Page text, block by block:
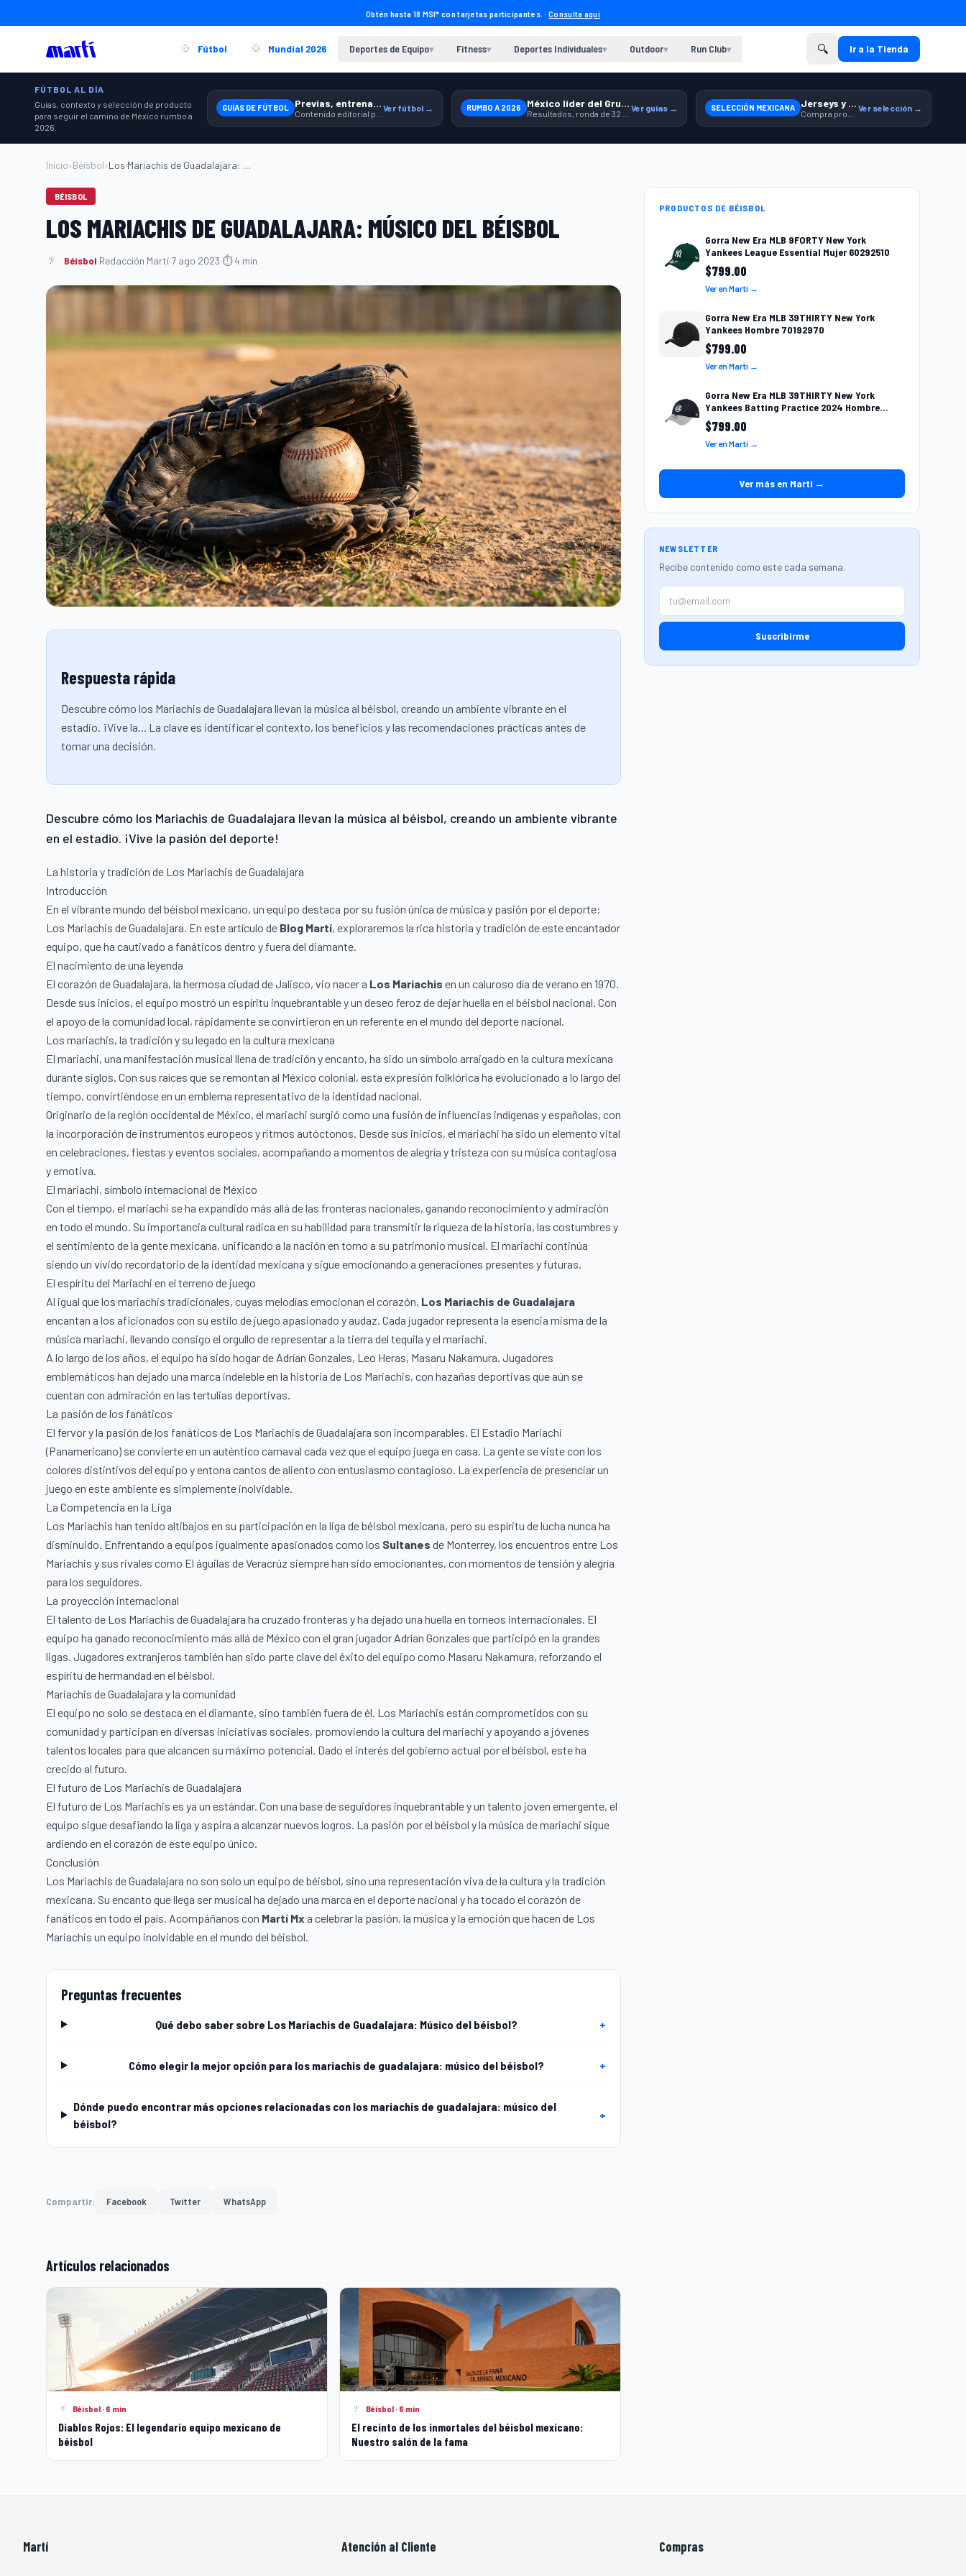
Obtén hasta 18 MSI* con tarjetas participantes. ·Consulta aquí
Fútbol Mundial 2026 Deportes de Equipo▾ Fitness▾ Deportes Individuales▾ Outdoor▾ Run Club▾ 🔍 Ir a la Tienda
FÚTBOL AL DÍA
Guías, contexto y selección de producto
para seguir el camino de México rumbo a
2026.
GUÍAS DE FÚTBOL Previas, entrenamiento y producto Ver fútbol → RUMBO A 2026 México líder del Grupo A Ver guías → SELECCIÓN MEXICANA Jerseys y equipamiento relacionado Ver selección →
Inicio›Béisbol› Los Mariachis de Guadalajara: Músico del...
BÉISBOL
LOS MARIACHIS DE GUADALAJARA: MÚSICO DEL BÉISBOL
Béisbol·Redacción Martí·7 ago 2023·⏱ 4 min
Respuesta rápida
Descubre cómo los Mariachis de Guadalajara llevan la música al béisbol, creando un ambiente vibrante en el
estadio. ¡Vive la... La clave es identificar el contexto, los beneficios y las recomendaciones prácticas antes de
tomar una decisión.
Descubre cómo los Mariachis de Guadalajara llevan la música al béisbol, creando un ambiente vibrante
en el estadio. ¡Vive la pasión del deporte!
La historia y tradición de Los Mariachis de Guadalajara
Introducción
En el vibrante mundo del béisbol mexicano, un equipo destaca por su fusión única de música y pasión por el deporte:
Los Mariachis de Guadalajara. En este artículo de Blog Martí, exploraremos la rica historia y tradición de este encantador
equipo, que ha cautivado a fanáticos dentro y fuera del diamante.
El nacimiento de una leyenda
El corazón de Guadalajara, la hermosa ciudad de Jalisco, vio nacer a Los Mariachis en un caluroso día de verano en 1970.
Desde sus inicios, el equipo mostró un espíritu inquebrantable y un deseo feroz de dejar huella en el béisbol nacional. Con
el apoyo de la comunidad local, rápidamente se convirtieron en un referente en el mundo del deporte nacional.
Los mariachis, la tradición y su legado en la cultura mexicana
El mariachi, una manifestación musical llena de tradición y encanto, ha sido un símbolo arraigado en la cultura mexicana
durante siglos. Con sus raíces que se remontan al México colonial, esta expresión folklórica ha evolucionado a lo largo del
tiempo, convirtiéndose en un emblema representativo de la identidad nacional.
Originario de la región occidental de México, el mariachi surgió como una fusión de influencias indígenas y españolas, con
la incorporación de instrumentos europeos y ritmos autóctonos. Desde sus inicios, el mariachi ha sido un elemento vital
en celebraciones, fiestas y eventos sociales, acompañando a momentos de alegría y tristeza con su música contagiosa
y emotiva.
El mariachi, símbolo internacional de México
Con el tiempo, el mariachi se ha expandido más allá de las fronteras nacionales, ganando reconocimiento y admiración
en todo el mundo. Su importancia cultural radica en su habilidad para transmitir la riqueza de la historia, las costumbres y
el sentimiento de la gente mexicana, unificando a la nación en torno a su patrimonio musical. El mariachi continúa
siendo un vívido recordatorio de la identidad mexicana y sigue emocionando a generaciones presentes y futuras.
El espíritu del Mariachi en el terreno de juego
Al igual que los mariachis tradicionales, cuyas melodías emocionan el corazón, Los Mariachis de Guadalajara
encantan a los aficionados con su estilo de juego apasionado y audaz. Cada jugador representa la esencia misma de la
música mariachi, llevando consigo el orgullo de representar a la tierra del tequila y el mariachi.
A lo largo de los años, el equipo ha sido hogar de Adrían Gonzales, Leo Heras, Masaru Nakamura. Jugadores
emblemáticos han dejado una marca indeleble en la historia de Los Mariachis, con hazañas deportivas que aún se
cuentan con admiración en las tertulias deportivas.
La pasión de los fanáticos
El fervor y la pasión de los fanáticos de Los Mariachis de Guadalajara son incomparables. El Estadio Mariachi
(Panamericano) se convierte en un auténtico carnaval cada vez que el equipo juega en casa. La gente se viste con los
colores distintivos del equipo y entona cantos de aliento con entusiasmo contagioso. La experiencia de presenciar un
juego en este ambiente es simplemente inolvidable.
La Competencia en la Liga
Los Mariachis han tenido altibajos en su participación en la liga de béisbol mexicana, pero su espíritu de lucha nunca ha
disminuido. Enfrentando a equipos igualmente apasionados como los Sultanes de Monterrey, los encuentros entre Los
Mariachis y sus rivales como El águilas de Veracrúz siempre han sido emocionantes, con momentos de tensión y alegría
para los seguidores.
La proyección internacional
El talento de Los Mariachis de Guadalajara ha cruzado fronteras y ha dejado una huella en torneos internacionales. El
equipo ha ganado reconocimiento más allá de México con el gran jugador Adrían Gonzales que participó en la grandes
ligas. Jugadores extranjeros también han sido parte clave del éxito del equipo como Masaru Nakamura, reforzando el
espíritu de hermandad en el béisbol.
Mariachis de Guadalajara y la comunidad
El equipo no solo se destaca en el diamante, sino también fuera de él. Los Mariachis están comprometidos con su
comunidad y participan en diversas iniciativas sociales, promoviendo la cultura del mariachi y apoyando a jóvenes
talentos locales para que alcancen su máximo potencial. Dado el interés del gobierno actual por el béisbol, este ha
crecido al futuro.
El futuro de Los Mariachis de Guadalajara
El futuro de Los Mariachis es ya un estándar. Con una base de seguidores inquebrantable y un talento joven emergente, el
equipo sigue desafiando la liga y aspira a alcanzar nuevos logros. La pasión por el béisbol y la música de mariachi sigue
ardiendo en el corazón de este equipo único.
Conclusión
Los Mariachis de Guadalajara no son solo un equipo de béisbol, sino una representación viva de la cultura y la tradición
mexicana. Su encanto que llega ser musical ha dejado una marca en el deporte nacional y ha tocado el corazón de
fanáticos en todo el país. Acompáñanos con Martí Mx a celebrar la pasión, la música y la emoción que hacen de Los
Mariachis un equipo inolvidable en el mundo del béisbol.
Preguntas frecuentes
Qué debo saber sobre Los Mariachis de Guadalajara: Músico del béisbol? +
Cómo elegir la mejor opción para los mariachis de guadalajara: músico del béisbol? +
Dónde puedo encontrar más opciones relacionadas con los mariachis de guadalajara: músico del
béisbol?
+
Compartir: Facebook Twitter WhatsApp
Artículos relacionados
Béisbol · 6 min
Diablos Rojos: El legendario equipo mexicano de
béisbol
Béisbol · 6 min
El recinto de los inmortales del béisbol mexicano:
Nuestro salón de la fama
PRODUCTOS DE BÉISBOL
Gorra New Era MLB 9FORTY New York
Yankees League Essential Mujer 60292510
$799.00
Ver en Martí →
Gorra New Era MLB 39THIRTY New York
Yankees Hombre 70192970
$799.00
Ver en Martí →
Gorra New Era MLB 39THIRTY New York
Yankees Batting Practice 2024 Hombre
60492653
$799.00
Ver en Martí →
Ver más en Martí →
NEWSLETTER
Recibe contenido como este cada semana.
Suscribirme
Martí Atención al Cliente Compras